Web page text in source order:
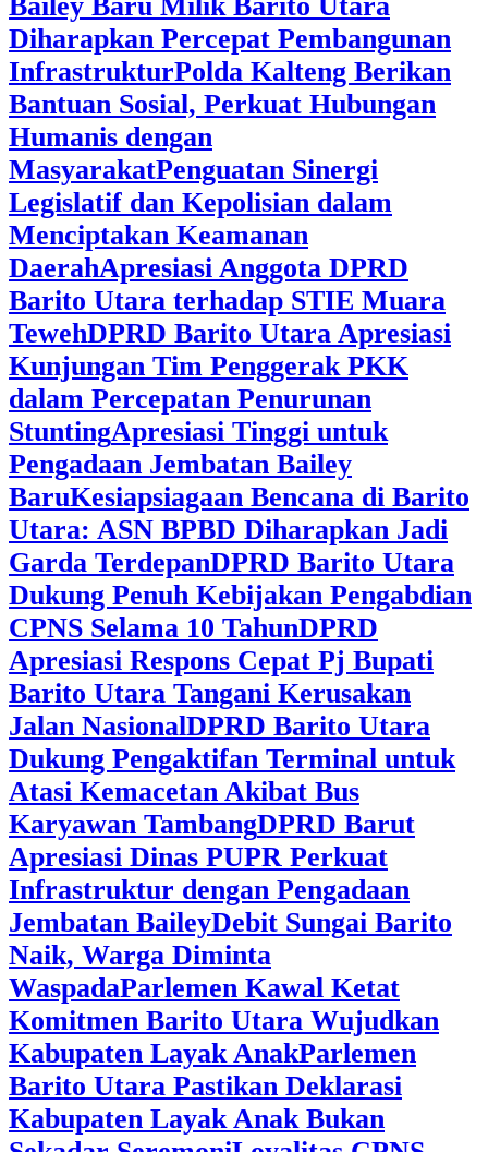
Diharapkan Percepat Pembangunan
InfrastrukturPolda Kalteng Berikan
Bantuan Sosial, Perkuat Hubungan
Humanis dengan
MasyarakatPenguatan Sinergi
Legislatif dan Kepolisian dalam
Menciptakan Keamanan
DaerahApresiasi Anggota DPRD
Barito Utara terhadap STIE Muara
TewehDPRD Barito Utara Apresiasi
Kunjungan Tim Penggerak PKK
dalam Percepatan Penurunan
StuntingApresiasi Tinggi untuk
Pengadaan Jembatan Bailey
BaruKesiapsiagaan Bencana di Barito
Utara: ASN BPBD Diharapkan Jadi
Garda TerdepanDPRD Barito Utara
Dukung Penuh Kebijakan Pengabdian
CPNS Selama 10 TahunDPRD
Apresiasi Respons Cepat Pj Bupati
Barito Utara Tangani Kerusakan
Jalan NasionalDPRD Barito Utara
Dukung Pengaktifan Terminal untuk
Atasi Kemacetan Akibat Bus
Karyawan TambangDPRD Barut
Apresiasi Dinas PUPR Perkuat
Infrastruktur dengan Pengadaan
Jembatan BaileyDebit Sungai Barito
Naik, Warga Diminta
WaspadaParlemen Kawal Ketat
Komitmen Barito Utara Wujudkan
Kabupaten Layak AnakParlemen
Barito Utara Pastikan Deklarasi
Kabupaten Layak Anak Bukan